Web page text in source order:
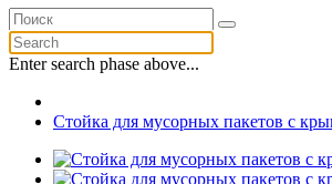
Enter search phase above...
Стойка для мусорных пакетов с